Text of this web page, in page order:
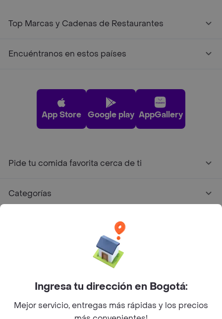
Top Marcas y Cadenas de Restaurantes
Encuéntranos en estos países
App Store Google play AppGallery
Pide tu comida favorita cerca de ti
Categorías
Facebook
Twitter
Instagram
©2026Rappi Inc. All rights reserved.
Ingresa tu dirección en Bogotá:
Mejor servicio, entregas más rápidas y los precios